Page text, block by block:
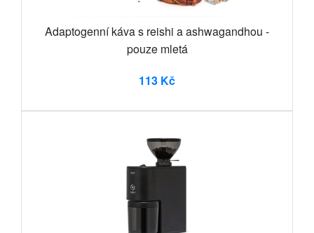
Adaptogenní káva s reishi a ashwagandhou -
pouze mletá
113 Kč